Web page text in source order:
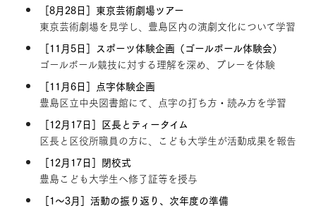
［8月28日］東京芸術劇場ツアー
東京芸術劇場を見学し、豊島区内の演劇文化について学習
［11月5日］スポーツ体験企画（ゴールボール体験会）
ゴールボール競技に対する理解を深め、プレーを体験
［11月6日］点字体験企画
豊島区立中央図書館にて、点字の打ち方・読み方を学習
［12月17日］区長とティータイム
区長と区役所職員の方に、こども大学生が活動成果を報告
［12月17日］閉校式
豊島こども大学生へ修了証等を授与
［1～3月］活動の振り返り、次年度の準備